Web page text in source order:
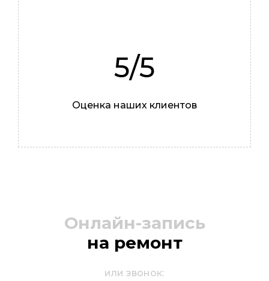
5/5
Оценка наших клиентов
Онлайн-запись
на ремонт
или звонок: